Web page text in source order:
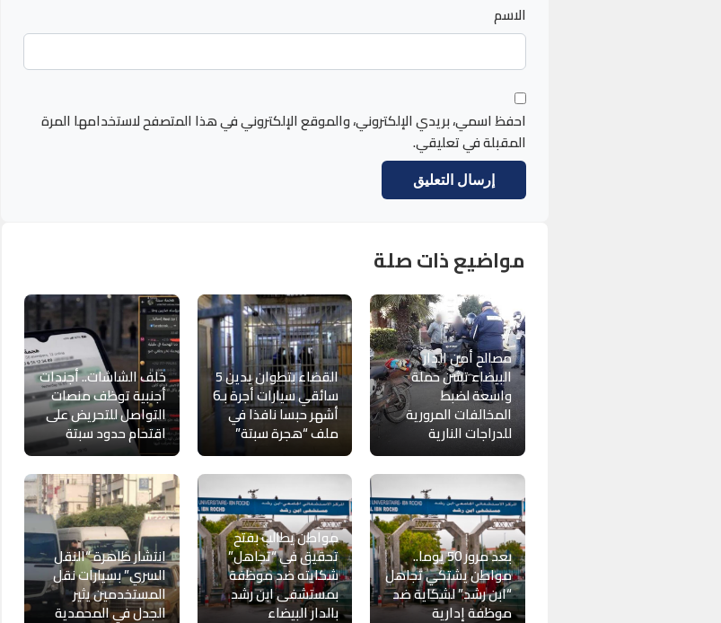
الاسم
احفظ اسمي، بريدي الإلكتروني، والموقع الإلكتروني في هذا المتصفح لاستخدامها المرة
المقبلة في تعليقي.
مواضيع ذات صلة
مصالح أمن الدار
البيضاء تشن حملة
واسعة لضبط
المخالفات المرورية
للدراجات النارية
القضاء بتطوان يدين 5
سائقي سيارات أجرة بـ6
أشهر حبسا نافذا في
ملف “هجرة سبتة”
خلف الشاشات.. أجندات
أجنبية توظف منصات
التواصل للتحريض على
اقتحام حدود سبتة
بعد مرور 50 يوما..
مواطن يشتكي تجاهل
“ابن رشد” لشكاية ضد
موظفة إدارية
مواطن يطالب بفتح
تحقيق في “تجاهل”
شكايته ضد موظفة
بمستشفى ابن رشد
بالدار البيضاء
انتشار ظاهرة “النقل
السري” بسيارات نقل
المستخدمين يثير
الجدل في المحمدية